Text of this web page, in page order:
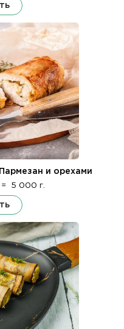
и орехами
= 5 000 г.